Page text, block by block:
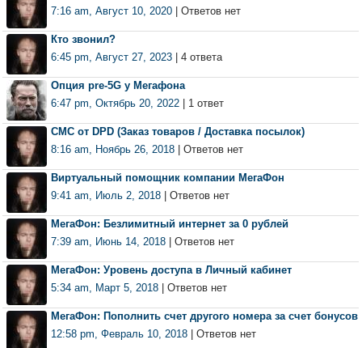
7:16 am, Август 10, 2020 | Ответов нет
Кто звонил?
6:45 pm, Август 27, 2023 | 4 ответа
Опция pre-5G у Мегафона
6:47 pm, Октябрь 20, 2022 | 1 ответ
СМС от DPD (Заказ товаров / Доставка посылок)
8:16 am, Ноябрь 26, 2018 | Ответов нет
Виртуальный помощник компании МегаФон
9:41 am, Июль 2, 2018 | Ответов нет
МегаФон: Безлимитный интернет за 0 рублей
7:39 am, Июнь 14, 2018 | Ответов нет
МегаФон: Уровень доступа в Личный кабинет
5:34 am, Март 5, 2018 | Ответов нет
МегаФон: Пополнить счет другого номера за счет бонусов
12:58 pm, Февраль 10, 2018 | Ответов нет